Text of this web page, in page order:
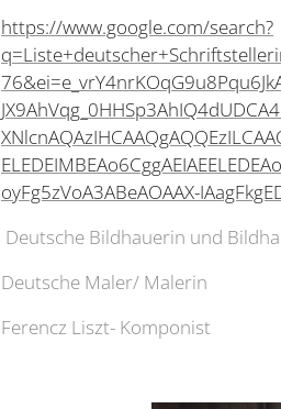
https://www.google.com/search?
oyFg5zVoA3ABeAOAAX-
Deutsche Bildhauerin und
Deutsche Maler/ Malerin
Ferencz Liszt- Komponist